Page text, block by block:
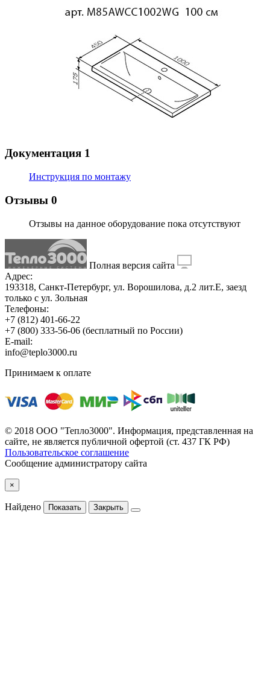
Документация 1
Инструкция по монтажу
Отзывы 0
Отзывы на данное оборудование пока отсутствуют
Полная версия сайта
Адрес:
193318, Санкт-Петербург, ул. Ворошилова, д.2 лит.Е, заезд
только с ул. Зольная
Телефоны:
+7 (812) 401-66-22
+7 (800) 333-56-06 (бесплатный по России)
E-mail:
info@teplo3000.ru
Принимаем к оплате
© 2018 ООО "Тепло3000". Информация, представленная на
сайте, не является публичной офертой (ст. 437 ГК РФ)
Пользовательское соглашение
Сообщение администратору сайта
×
Найдено Показать Закрыть